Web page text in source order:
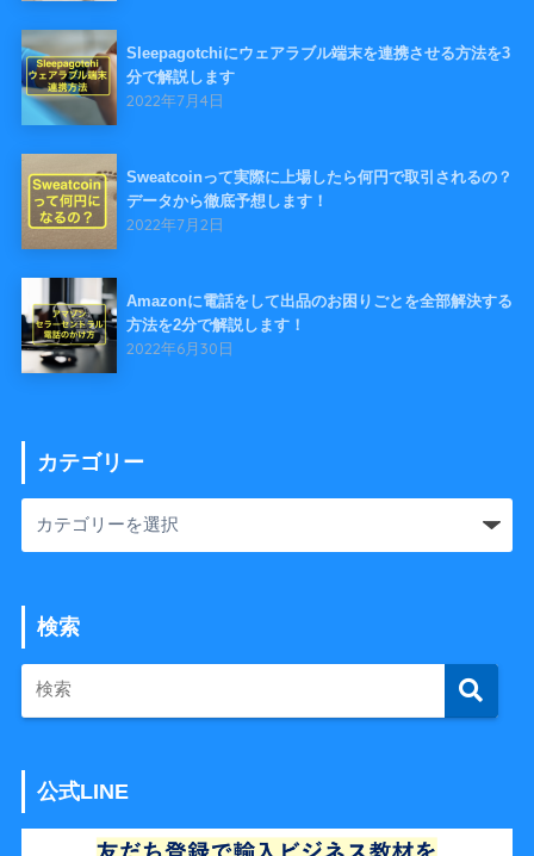
Sleepagotchiにウェアラブル端末を連携させる方法を3
分で解説します
2022年7月4日
Sweatcoinって実際に上場したら何円で取引されるの？
データから徹底予想します！
2022年7月2日
Amazonに電話をして出品のお困りごとを全部解決する
方法を2分で解説します！
2022年6月30日
カテゴリー
検索
公式LINE